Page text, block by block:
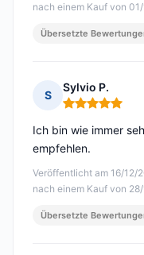
nach einem Kauf von
Übersetzte
S
Sylvio P.
Hinweis: 5 von
Veröffentlicht am 16/12/
nach einem Kauf von
Ich bin wie immer
empfehlen.
Übersetzte